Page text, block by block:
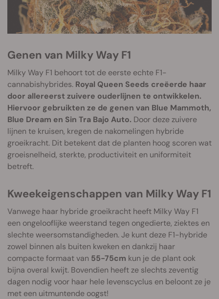
Genen van Milky Way F1
Milky Way F1 behoort tot de eerste echte F1-
cannabishybrides. Royal Queen Seeds creëerde haar
door allereerst zuivere ouderlijnen te ontwikkelen.
Hiervoor gebruikten ze de genen van Blue Mammoth,
Blue Dream en Sin Tra Bajo Auto. Door deze zuivere
lijnen te kruisen, kregen de nakomelingen hybride
groeikracht. Dit betekent dat de planten hoog scoren wat
groeisnelheid, sterkte, productiviteit en uniformiteit
betreft.
Kweekeigenschappen van Milky Way F1
Vanwege haar hybride groeikracht heeft Milky Way F1
een ongelooflijke weerstand tegen ongedierte, ziektes en
slechte weersomstandigheden. Je kunt deze F1-hybride
zowel binnen als buiten kweken en dankzij haar
compacte formaat van 55-75cm kun je de plant ook
bijna overal kwijt. Bovendien heeft ze slechts zeventig
dagen nodig voor haar hele levenscyclus en beloont ze je
met een uitmuntende oogst!